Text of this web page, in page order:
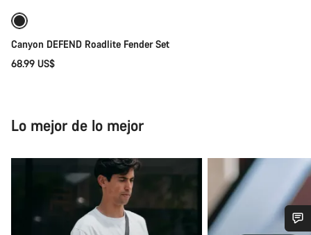
Preparada para los elementos
Canyon DEFEND Roadlite Fender Set
68.99 US$
Lo mejor de lo mejor